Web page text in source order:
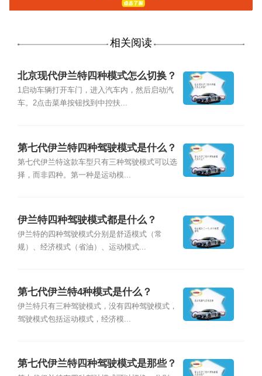
相关阅读
北京现代伊兰特四种模式怎么切换？
1启动车辆打开车门，进入汽车内，然后启动汽
车。2点击菜单按钮找到中控扶...
第七代伊兰特四种驾驶模式是什么？
第七代伊兰特这款车型只有三种驾驶模式可以选
择，而非四种。第一种是运动模...
伊兰特四种驾驶模式都是什么？
伊兰特的四种驾驶模式分别是舒适模式（常
规）、经济模式（省油）、运动模式...
第七代伊兰特4种模式是什么？
伊兰特只有三种驾驶模式，没有四种驾驶模式，
驾驶模式包括运动模式，经济模...
第七代伊兰特四种驾驶模式是那些？